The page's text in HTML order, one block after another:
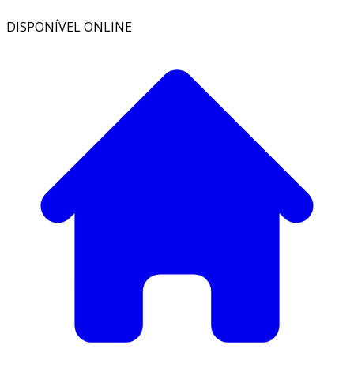
DISPONÍVEL ONLINE